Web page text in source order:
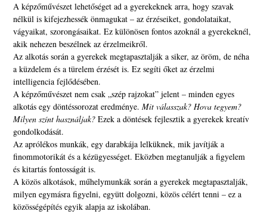
A képzőművészet lehetőséget ad a gyerekeknek arra, hogy szavak
nélkül is kifejezhessék önmagukat – az érzéseiket, gondolataikat,
vágyaikat, szorongásaikat. Ez különösen fontos azoknál a gyerekeknél,
akik nehezen beszélnek az érzelmeikről.
Az alkotás során a gyerekek megtapasztalják a siker, az öröm, de néha
a küzdelem és a türelem érzését is. Ez segíti őket az érzelmi
intelligencia fejlődésében.
A képzőművészet nem csak „szép rajzokat” jelent – minden egyes
alkotás egy döntéssorozat eredménye.Mit válasszak? Hova tegyem?
Milyen színt használjak? Ezek a döntések fejlesztik a gyerekek kreatív
gondolkodását.
Az aprólékos munkák, egy darabkája lelküknek, mik javítják a
finommotorikát és a kézügyességet. Eközben megtanulják a figyelem
és kitartás fontosságát is.
A közös alkotások, műhelymunkák során a gyerekek megtapasztalják,
milyen egymásra figyelni, együtt dolgozni, közös célért tenni – ez a
közösségépítés egyik alapja az iskolában.